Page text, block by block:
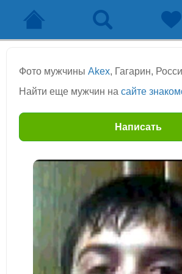
Фото мужчины Akex, Гагарин,
Найти еще мужчин на сайте
Написать